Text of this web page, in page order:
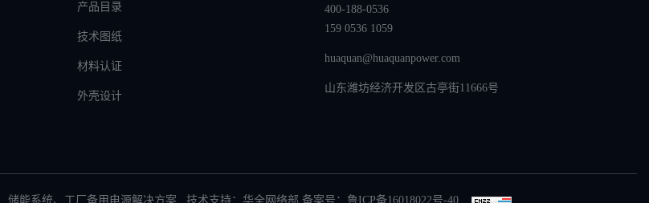
产品目录
技术图纸
材料认证
外壳设计
400-188-0536
159 0536 1059
huaquan@huaquanpower.com
山东潍坊经济开发区古亭街11666号
储能系统、 工厂备用电源解决方案 技术支持：华全网络部 备案号： 鲁ICP备16018022号-40